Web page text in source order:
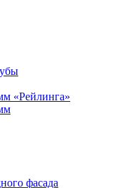
«Рейлинга»
фасада